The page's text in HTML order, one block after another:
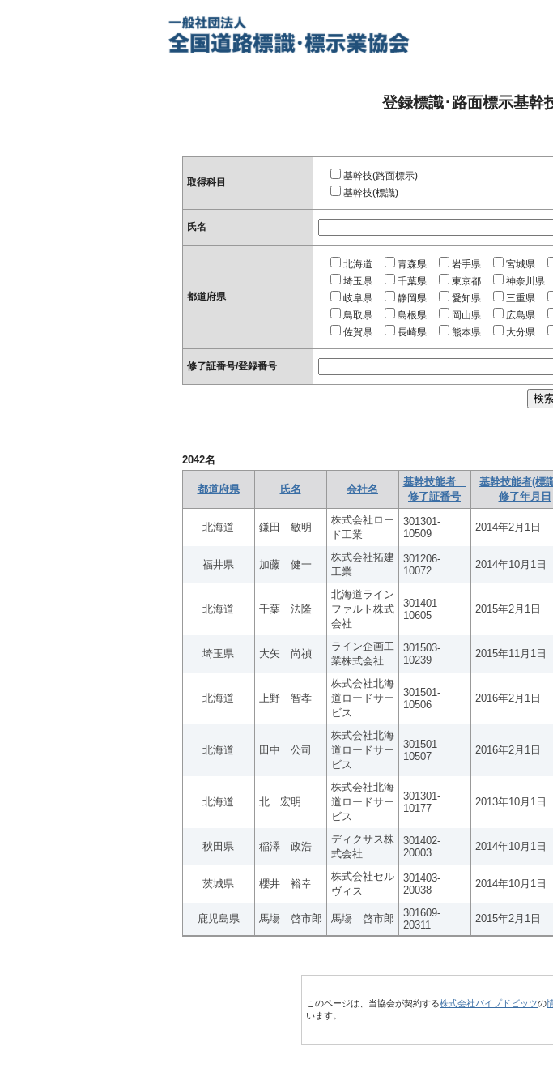
登録標識･路面標示基
取得科目
基幹技(路面標示)
基幹技(標識)
氏名
都道府県
北海道 青森県 岩手県 宮城県
埼玉県
千葉県 東京都 神奈川県
岐阜県
静岡県 愛知県 三重県
鳥取県
島根県 岡山県 広島県
佐賀県
長崎県 熊本県 大分県
修了証番号/登録番号
2042名
都道府県 氏名 会社名
基幹技能者
修了証番号
基幹技能者(標
修了年月日
北海道 鎌田 敏明
株式会社ロー
ド工業
301301-
10509
2014年2月1日
福井県 加藤 健一
株式会社拓建
工業
301206-
10072
2014年10月1日
北海道 千葉 法隆
北海道ライン
ファルト株式
会社
301401-
10605
2015年2月1日
埼玉県 大矢 尚禎
ライン企画工
業株式会社
301503-
10239
2015年11月1日
北海道 上野 智孝
株式会社北海
道ロードサー
ビス
301501-
10506
2016年2月1日
北海道 田中 公司
株式会社北海
道ロードサー
ビス
301501-
10507
2016年2月1日
北海道 北 宏明
株式会社北海
道ロードサー
ビス
301301-
10177
2013年10月1日
秋田県 稲澤 政浩
ディクサス株
式会社
301402-
20003
2014年10月1日
茨城県 櫻井 裕幸
株式会社セル
ヴィス
301403-
20038
2014年10月1日
鹿児島県 馬塲 啓市郎 馬塲 啓市郎
301609-
20311
2015年2月1日
このページは、当協会が契約する株式会社パイプドビッツの
います。